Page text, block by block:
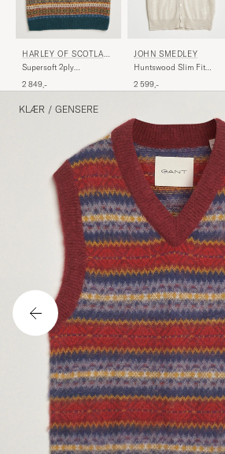
HARLEY OF SCOTLAN
D
Supersoft 2ply
Tempest
2 849,-
JOHN SMEDLEY
Huntswood Slim Fit
2 599,-
KLÆR / GENSERE